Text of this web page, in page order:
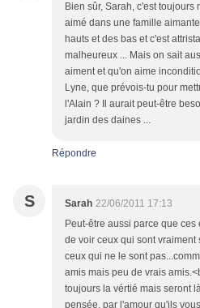
Bien sûr, Sarah, c'est
aimé dans une famille
hauts et des bas et c'est
malheureux ... Mais on sait
aiment et qu'on aime
Lyne, que prévois-tu pour
l'Alain ? Il aurait peut-être
jardin des daines ...
Répondre
S Sarah 22/06/2011 17:13
Peut-être aussi parce que
de voir ceux qui sont
ceux qui ne le sont
amis mais peu de vrais
toujours la vértié mais seront
pensée, par l'amour qu'ils